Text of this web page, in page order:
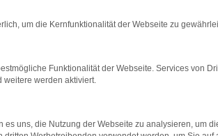
bestimmter Seiten verhindern.
beheben.
auf dem neuesten Stand sind.
um die Kernfunktionalität der Webseite zu
Funktionalität der Webseite. Services von
weitere werden aktiviert.
es uns, die Nutzung der Webseite zu analysieren, um